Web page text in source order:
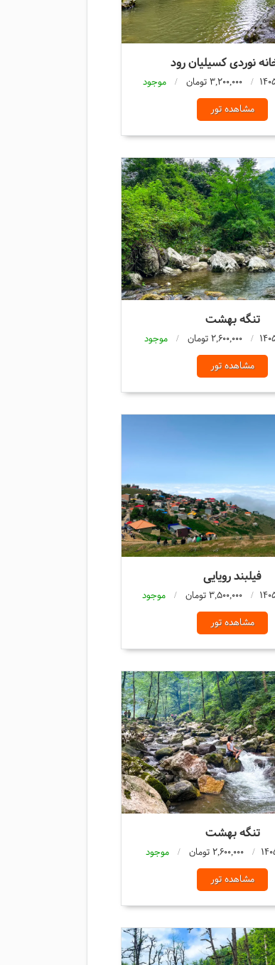
نوردی کسیلیان رود
3,200,000 تومان
موجود
مشاهده تور
تنگه بهشت
2,600,000 تومان
موجود
مشاهده تور
فیلبند رویایی
3,500,000 تومان
موجود
مشاهده تور
تنگه بهشت
2,600,000 تومان
موجود
مشاهده تور